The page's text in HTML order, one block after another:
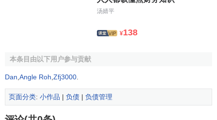
汤婧平
¥138
本条目由以下用户参与贡献
Dan Angle Roh Zfj3000
页面分类: 小作品 | 负债 | 负债管理